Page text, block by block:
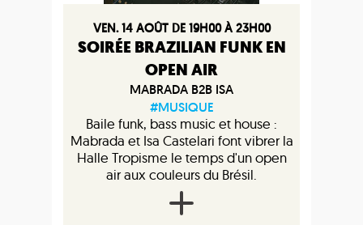
VEN. 14 AOÛT DE 19H00 À 23H00
SOIRÉE BRAZILIAN FUNK EN
OPEN AIR
MABRADA B2B ISA
#MUSIQUE
Baile funk, bass music et house :
Mabrada et Isa Castelari font vibrer la
Halle Tropisme le temps d'un open
air aux couleurs du Brésil.